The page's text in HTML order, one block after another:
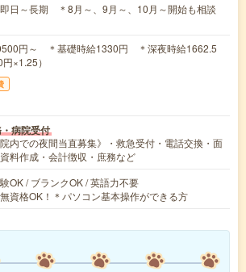
即日～長期 ＊8月～、9月～、10月～開始も相談
円～ ＊基礎時給1330円 ＊深夜時給1662.5
×1.25）
病院受付
院内での夜間当直募集》・救急受付・電話交換・面
料作成・会計徴収・庶務など
OK / ブランクOK / 英語力不要
資格OK！＊パソコン基本操作ができる方